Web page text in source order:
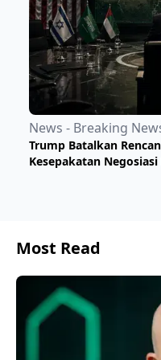
News - Breaking
Trump Batalkan
Kesepakatan
Most Read